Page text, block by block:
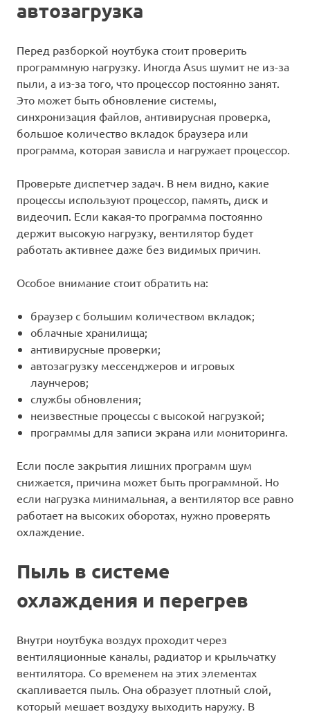
автозагрузка
Перед разборкой ноутбука стоит проверить
программную нагрузку. Иногда Asus шумит не из-за
пыли, а из-за того, что процессор постоянно занят.
Это может быть обновление системы,
синхронизация файлов, антивирусная проверка,
большое количество вкладок браузера или
программа, которая зависла и нагружает процессор.
Проверьте диспетчер задач. В нем видно, какие
процессы используют процессор, память, диск и
видеочип. Если какая-то программа постоянно
держит высокую нагрузку, вентилятор будет
работать активнее даже без видимых причин.
Особое внимание стоит обратить на:
браузер с большим количеством вкладок;
облачные хранилища;
антивирусные проверки;
автозагрузку мессенджеров и игровых
лаунчеров;
службы обновления;
неизвестные процессы с высокой нагрузкой;
программы для записи экрана или мониторинга.
Если после закрытия лишних программ шум
снижается, причина может быть программной. Но
если нагрузка минимальная, а вентилятор все равно
работает на высоких оборотах, нужно проверять
охлаждение.
Пыль в системе
охлаждения и перегрев
Внутри ноутбука воздух проходит через
вентиляционные каналы, радиатор и крыльчатку
вентилятора. Со временем на этих элементах
скапливается пыль. Она образует плотный слой,
который мешает воздуху выходить наружу. В